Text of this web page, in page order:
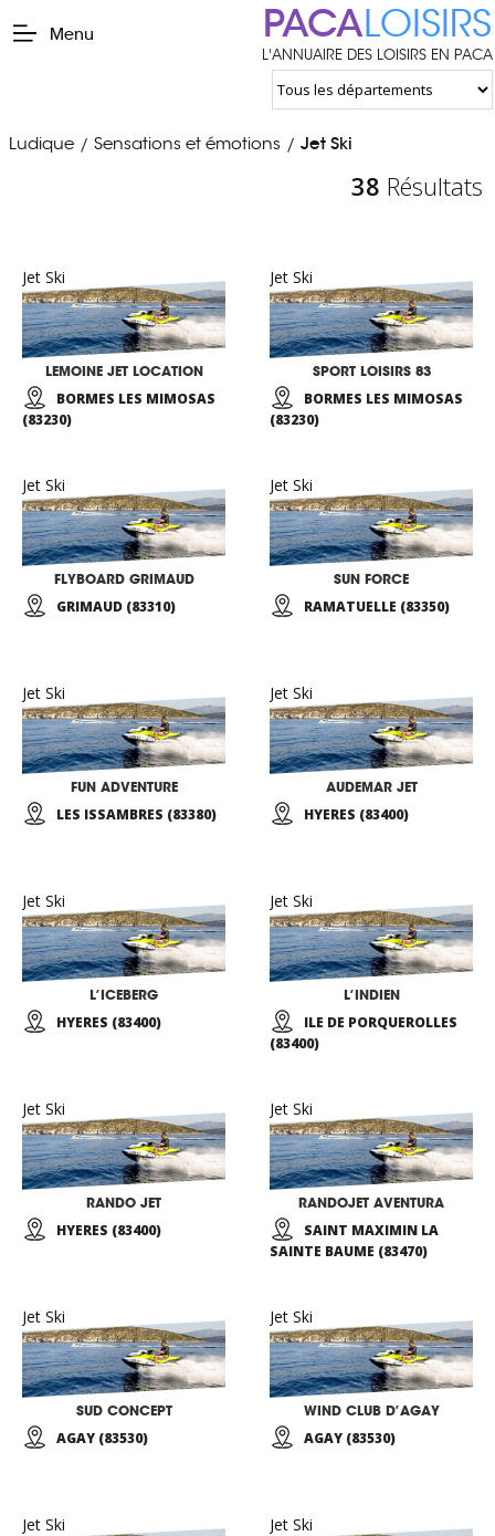
Menu PACALOISIRS
L'ANNUAIRE DES LOISIRS EN PACA
Ludique / Sensations et émotions / Jet Ski
38 Résultats
Jet Ski
LEMOINE JET LOCATION
BORMES LES MIMOSAS
(83230)
Jet Ski
SPORT LOISIRS 83
BORMES LES MIMOSAS
(83230)
Jet Ski
FLYBOARD GRIMAUD
GRIMAUD (83310)
Jet Ski
SUN FORCE
RAMATUELLE (83350)
Jet Ski
FUN ADVENTURE
LES ISSAMBRES (83380)
Jet Ski
AUDEMAR JET
HYERES (83400)
Jet Ski
L’ICEBERG
HYERES (83400)
Jet Ski
L’INDIEN
ILE DE PORQUEROLLES
(83400)
Jet Ski
RANDO JET
HYERES (83400)
Jet Ski
RANDOJET AVENTURA
SAINT MAXIMIN LA
SAINTE BAUME (83470)
Jet Ski
SUD CONCEPT
AGAY (83530)
Jet Ski
WIND CLUB D’AGAY
AGAY (83530)
Jet Ski Jet Ski